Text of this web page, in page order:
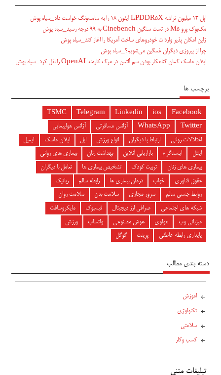
اپل ۱۳ میلیون تراشه LPDDR5X آیفون ۱۸ را به سامسونگ خواست داد_سیاه پوش
مک‌بوک پرو M5 در تست سنگین Cinebench به ۹۹ درجه رسید_سیاه پوش
ژاپن امکان پذیر واردات خودروهای ساخت آمریکا را اغاز کند_سیاه پوش
چرا از پیروزی دیگران غمگین می‌شویم؟_سیاه پوش
ایلان ماسک گمان گناهکار بودن سم آلتمن در مرگ کارمند OpenAI را نقل کرد_سیاه پوش
برچسب ها
Facebook
ios
Linkedin
Telegram
TSMC
Twitter
WhatsApp آژانس مسافرتی
آژانس هواپیمایی
اختلالات روانی
ارتباط با دیگران انواع ورزش اپل ایلان ماسک
ایمیل
اینتل
اینستاگرام بازاریابی آنلاین بهداشت زنان
بیماری های روانی
بیماری های زنان
تربیت کودک تشخیص بیماری ها
تعامل با دیگران
حقوق فناوری
خواب درمان بیماری ها رابطه سالم
رباتیک
روابط جنسی سالم
سرور مجازی سلامت بدن
سلامت روان
شبکه های اجتماعی
صرافی ارز دیجیتال فیسبوک
مایکروسافت
میزبانی وب
هواوی هوش مصنوعی واتساپ
ورزش
پایداری رابطه عاطفی
پرینت گوگل
دسته بندی مطالب
اموزش
تکنولوژی
سلامتی
کسب وکار
تبلیغات متنی